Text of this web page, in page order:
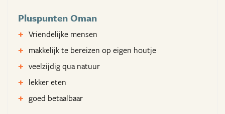
Pluspunten Oman
Vriendelijke mensen
makkelijk te bereizen op eigen houtje
veelzijdig qua natuur
lekker eten
goed betaalbaar